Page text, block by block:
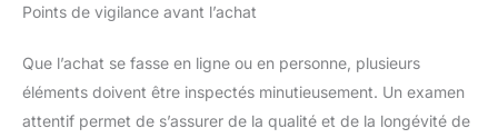
Points de vigilance avant l’achat
Que l’achat se fasse en ligne ou en personne, plusieurs
éléments doivent être inspectés minutieusement. Un examen
attentif permet de s’assurer de la qualité et de la longévité de